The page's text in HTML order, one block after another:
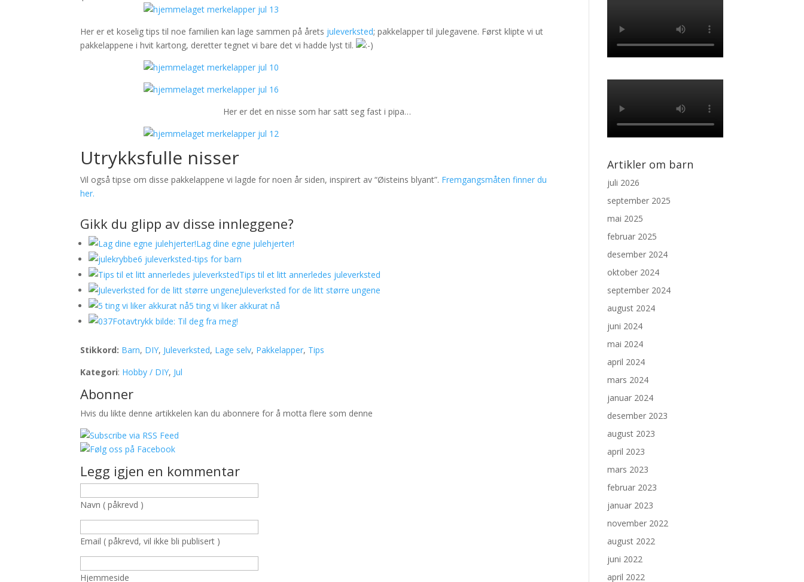
Her er et koselig tips til noe familien kan lage sammen på årets juleverksted; pakkelapper til julegavene. Først klipte vi ut
pakkelappene i hvit kartong, deretter tegnet vi bare det vi hadde lyst til.
Her er det en nisse som har satt seg fast i pipa…
Utrykksfulle nisser
Vil også tipse om disse pakkelappene vi lagde for noen år siden, inspirert av “Øisteins blyant”. Fremgangsmåten finner du
her.
Gikk du glipp av disse innleggene?
Lag dine egne julehjerter!
6 juleverksted-tips for barn
Tips til et litt annerledes juleverksted
Juleverksted for de litt større ungene
5 ting vi liker akkurat nå
Fotavtrykk bilde: Til deg fra meg!
Stikkord: Barn, DIY, Juleverksted, Lage selv, Pakkelapper, Tips
Kategori: Hobby / DIY, Jul
Abonner
Hvis du likte denne artikkelen kan du abonnere for å motta flere som denne
Legg igjen en kommentar
Navn ( påkrevd )
Email ( påkrevd, vil ikke bli publisert )
Hjemmeside
Artikler om barn
juli 2026
september 2025
mai 2025
februar 2025
desember 2024
oktober 2024
september 2024
august 2024
juni 2024
mai 2024
april 2024
mars 2024
januar 2024
desember 2023
august 2023
april 2023
mars 2023
februar 2023
januar 2023
november 2022
august 2022
juni 2022
april 2022